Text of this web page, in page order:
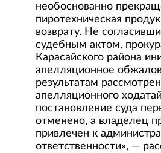
необоснованно
пиротехническая
возврату. Не
судебным актом,
Карасайского района
апелляционное
результатам
апелляционного
постановление суда
отменено, а владелец
привлечен к
ответственности», —